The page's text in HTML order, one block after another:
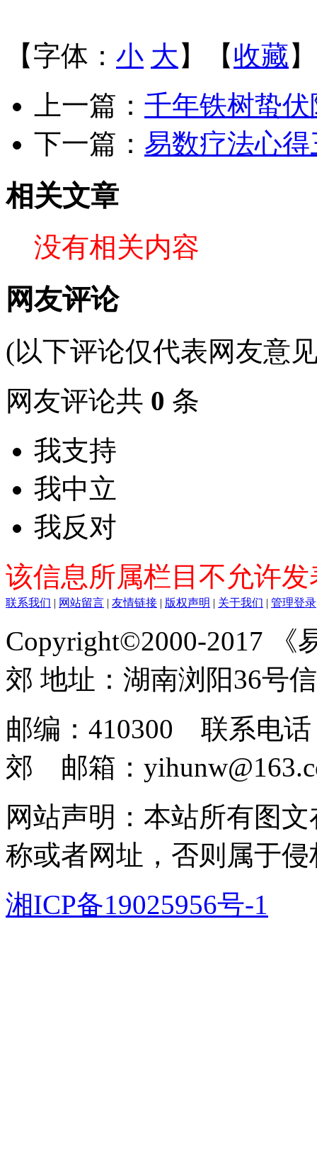
【字体： 小 大 】【收藏
上一篇： 千年铁树蛰
下一篇： 易数疗法心得
相关文章
没有相关内容
网友评论
(以下评论仅代表网友意
网友评论共 0 条
我支持
我中立
我反对
该信息所属栏目不允许
联系我们 | 网站留言 | 友情链接 | 版权声明 | 关于我们 | 管理登录
Copyright©2000-2017 《
郊 地址：湖南浏阳36号
邮编：410300 联系电
郊 邮箱：
网站声明：本站所有图
称或者网址，否则属于
湘ICP备19025956号-1